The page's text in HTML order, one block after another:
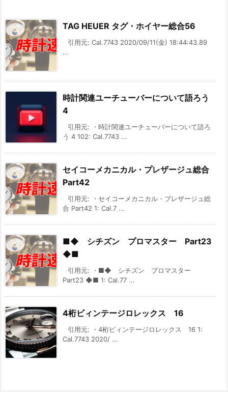
TAG HEUER タグ・ホイヤー総合56
引用元: Cal.7743 2020/09/11(金) 18:44:43.89
...
時計関連ユーチューバーについて語ろう
4
引用元: ・時計関連ユーチューバーについて語ろ
う 4 102: Cal.7743 ...
セイコーメカニカル・プレザージュ総合
Part42
引用元: ・セイコーメカニカル・プレザージュ総
合 Part42 1: Cal.7 ...
■◆ シチズン プロマスター Part23
◆■
引用元: ・■◆ シチズン プロマスター
Part23 ◆■ 1: Cal.77 ...
4桁ビィンテージロレックス 16
引用元: ・4桁ビィンテージロレックス 16 1:
Cal.7743 2020/ ...